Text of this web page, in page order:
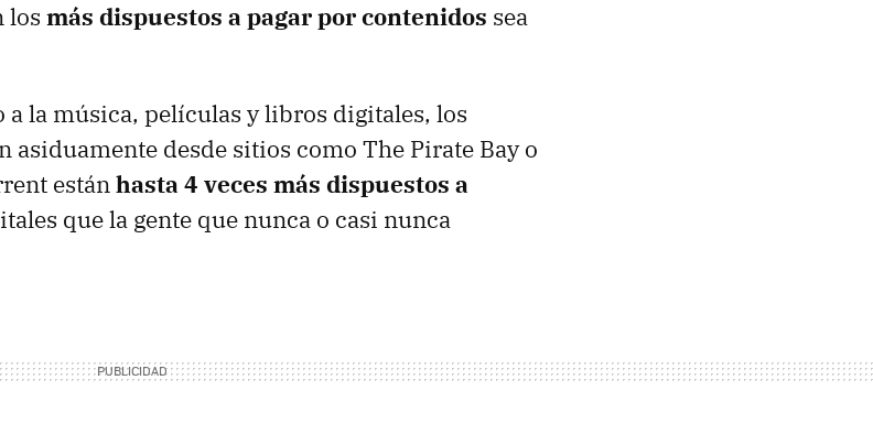
los más dispuestos a pagar por contenidos sea
a la música, películas y libros digitales, los
asiduamente desde sitios como The Pirate Bay o
estánhasta 4 veces más dispuestos a
que la gente que nunca o casi nunca